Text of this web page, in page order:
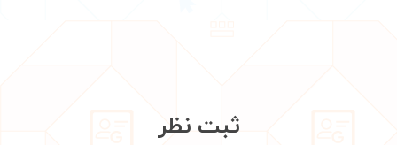
ثبت نظر